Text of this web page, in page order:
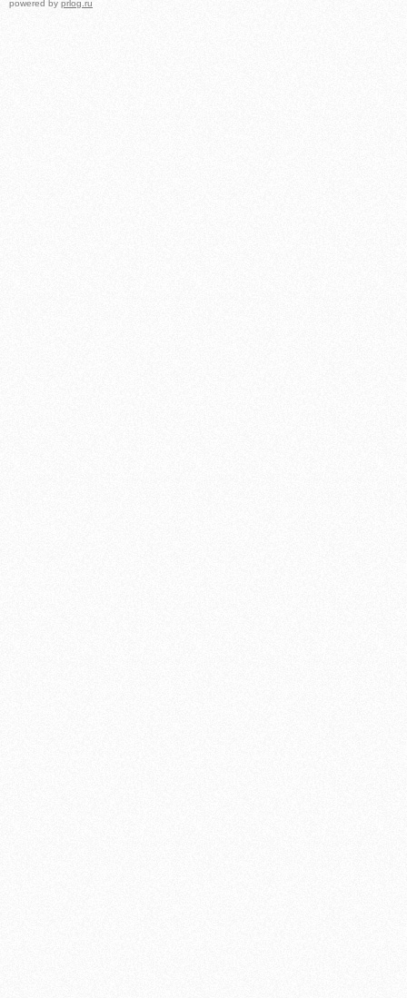
powered by prlog.ru